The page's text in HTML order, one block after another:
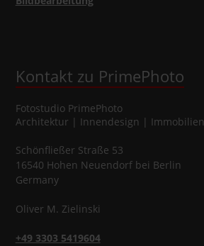
Kontakt zu PrimePhoto
Fotostudio PrimePhoto
Architektur | Innendesign | Immobilien
Schönfließer Straße 53
16540 Hohen Neuendorfbei Berlin
Germany
Oliver M. Zielinski
+49 3303 5419604